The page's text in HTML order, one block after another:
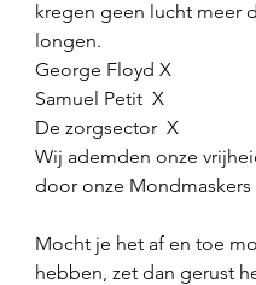
kregen geen lucht meer
longen.
George Floyd X
Samuel Petit  X
De zorgsector  X
Wij ademden onze
door onze Mondmaskers
Mocht je het af en toe
hebben, zet dan gerust